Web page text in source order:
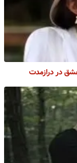
در درازمدت